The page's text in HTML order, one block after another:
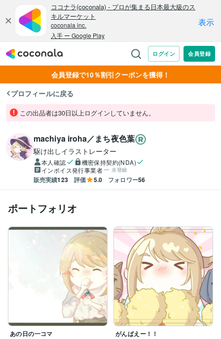
会員登録で10％割引クーポンを獲得！
プロフィールに戻る
この出品者は30日以上ログインしていません。
machiya iroha／まち夜色葉
駆け出しイラストレーター
本人確認
機密保持契約(NDA)
インボイス発行事業者
未登録
販売実績123 評価 5.0 フォロワー56
ポートフォリオ
あの日の一コマ がんばえー！！